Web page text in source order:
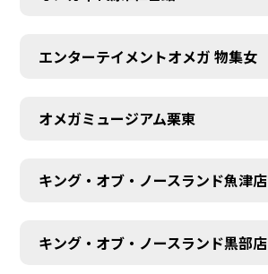
エンターテイメントオメガ 物集女
オメガミュージアム栗東
キング・オブ・ノースランド魚津店
キング・オブ・ノースランド黒部店